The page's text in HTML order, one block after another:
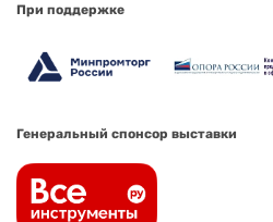
При поддержке
Генеральный спонсор выставки